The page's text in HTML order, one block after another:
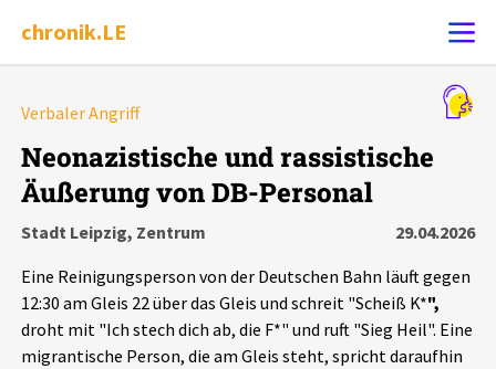
chronik.LE
Chronik
Leipziger Zustände
Verbaler Angriff
Neonazistische und rassistische
Äußerung von DB-Personal
Stadt Leipzig, Zentrum
29.04.2026
Eine Reinigungsperson von der Deutschen Bahn läuft gegen
12:30 am Gleis 22 über das Gleis und schreit "Scheiß K*",
droht mit "Ich stech dich ab, die F*" und ruft "Sieg Heil". Eine
migrantische Person, die am Gleis steht, spricht daraufhin
Alle Ereignisse
Ereignisse
Ereignisse Statistik